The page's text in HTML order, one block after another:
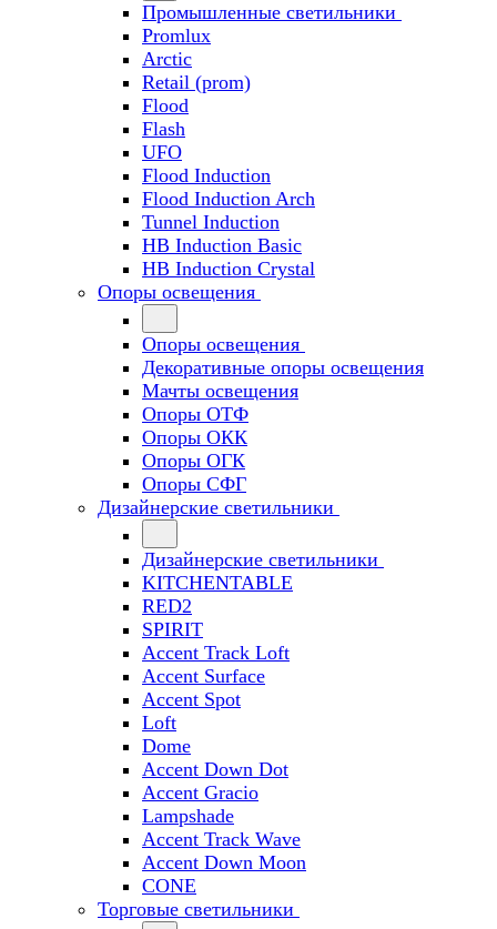
Промышленные светильники
Promlux
Arctic
Retail (prom)
Flood
Flash
UFO
Flood Induction
Flood Induction Arch
Tunnel Induction
HB Induction Basic
HB Induction Crystal
Опоры освещения
Опоры освещения
Декоративные опоры освещения
Мачты освещения
Опоры ОТФ
Опоры ОКК
Опоры ОГК
Опоры СФГ
Дизайнерские светильники
Дизайнерские светильники
KITCHENTABLE
RED2
SPIRIT
Accent Track Loft
Accent Surface
Accent Spot
Loft
Dome
Accent Down Dot
Accent Gracio
Lampshade
Accent Track Wave
Accent Down Moon
CONE
Торговые светильники